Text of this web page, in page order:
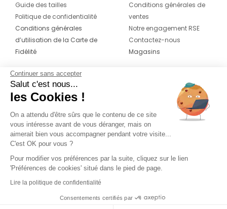
Guide des tailles
Politique de confidentialité
Conditions générales
d’utilisation de la Carte de
Fidélité
Conditions générales de
ventes
Notre engagement RSE
Contactez-nous
Magasins
CONTACT
04 42 20 78 42
Du lundi au jeudi de 8h30 à 16h30 & le
vendredi de 8h30 à 15h30
Continuer sans accepter
Salut c'est nous...
les Cookies !
On a attendu d'être sûrs que le contenu de ce site
vous intéresse avant de vous déranger, mais on
aimerait bien vous accompagner pendant votre visite...
C'est OK pour vous ?
Pour modifier vos préférences par la suite, cliquez sur le lien
'Préférences de cookies' situé dans le pied de page.
Lire la politique de confidentialité
Consentements certifiés par